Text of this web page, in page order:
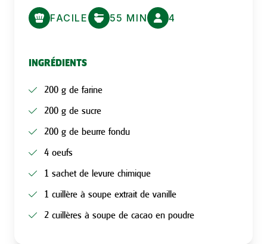
FACILE 55 MIN 4
INGRÉDIENTS
200 g de farine
200 g de sucre
200 g de beurre fondu
4 oeufs
1 sachet de levure chimique
1 cuillère à soupe extrait de vanille
2 cuillères à soupe de cacao en poudre